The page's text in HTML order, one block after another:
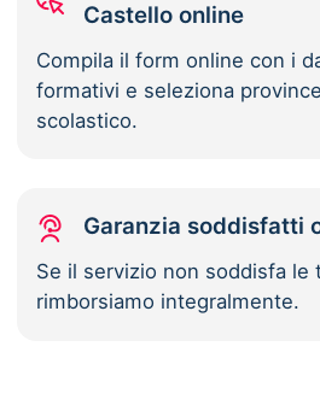
Castello online
Compila il form online con i
formativi e seleziona
scolastico.
Garanzia soddisfatti
Se il servizio non soddisfa le
rimborsiamo integralmente.